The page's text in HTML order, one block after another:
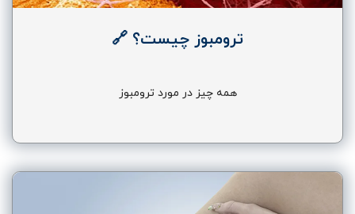
ترومبوز چیست؟ 🔗
همه چیز در مورد ترومبوز